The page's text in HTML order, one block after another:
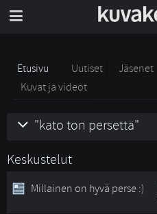
Etusivu Uutiset Jäsenet
Kuvat ja videot
"kato ton persettä"
Keskustelut
Millainen on hyvä perse :)